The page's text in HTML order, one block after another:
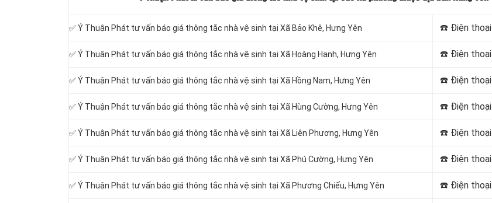
✅ Ý Thuận Phát tư vấn báo giá thông tắc nhà vệ sinh tại Xã Bảo Khê, Hưng Yên ☎️ Điện thoại
✅ Ý Thuận Phát tư vấn báo giá thông tắc nhà vệ sinh tại Xã Hoàng Hanh, Hưng Yên ☎️ Điện thoại
✅ Ý Thuận Phát tư vấn báo giá thông tắc nhà vệ sinh tại Xã Hồng Nam, Hưng Yên ☎️ Điện thoại
✅ Ý Thuận Phát tư vấn báo giá thông tắc nhà vệ sinh tại Xã Hùng Cường, Hưng Yên ☎️ Điện thoại
✅ Ý Thuận Phát tư vấn báo giá thông tắc nhà vệ sinh tại Xã Liên Phương, Hưng Yên ☎️ Điện thoại
✅ Ý Thuận Phát tư vấn báo giá thông tắc nhà vệ sinh tại Xã Phú Cường, Hưng Yên ☎️ Điện thoại
✅ Ý Thuận Phát tư vấn báo giá thông tắc nhà vệ sinh tại Xã Phương Chiểu, Hưng Yên ☎️ Điện thoại